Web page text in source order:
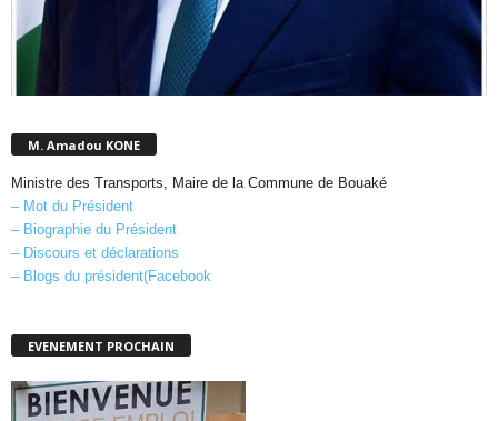
M. Amadou KONE
Ministre des Transports, Maire de la Commune de Bouaké
– Mot du Président
– Biographie du Président
– Discours et déclarations
– Blogs du président(Facebook
EVENEMENT PROCHAIN